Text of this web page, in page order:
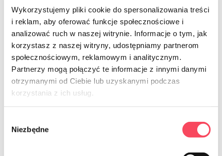
Wykorzystujemy pliki cookie do spersonalizowania treści
i reklam, aby oferować funkcje społecznościowe i
analizować ruch w naszej witrynie. Informacje o tym, jak
korzystasz z naszej witryny, udostępniamy partnerom
społecznościowym, reklamowym i analitycznym.
Partnerzy mogą połączyć te informacje z innymi danymi
otrzymanymi od Ciebie lub uzyskanymi podczas
korzystania z ich usług.
zgody
Niezbędne
hinzugefügt wurden, werden sie hier angezeigt.
NEWSLETTER